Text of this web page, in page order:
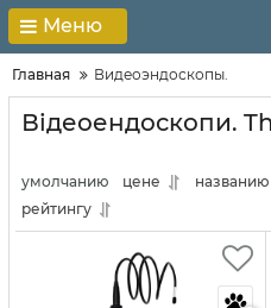
Меню
Главная Видеоэндоскопы.
Відеоендоскопи.
умолчанию цене
названию
рейтингу